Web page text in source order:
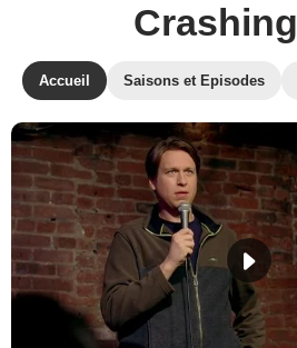
Crashing
Accueil Saisons et Episodes